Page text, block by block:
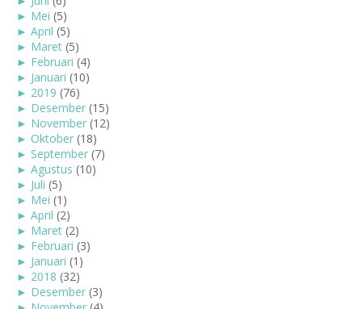
► Mei (5)
► April (5)
► Maret (5)
► Februari (4)
► Januari (10)
► 2019 (76)
► Desember (15)
► November (12)
► Oktober (18)
► September (7)
► Agustus (10)
► Juli (5)
► Mei (1)
► April (2)
► Maret (2)
► Februari (3)
► Januari (1)
► 2018 (32)
► Desember (3)